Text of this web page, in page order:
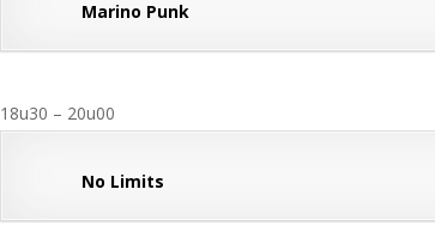
Marino Punk
18u30 – 20u00
No Limits